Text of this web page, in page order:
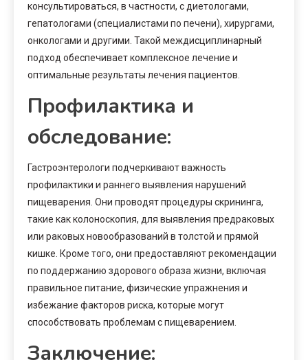
консультироваться, в частности, с диетологами,
гепатологами (специалистами по печени), хирургами,
онкологами и другими. Такой междисциплинарный
подход обеспечивает комплексное лечение и
оптимальные результаты лечения пациентов.
Профилактика и
обследование:
Гастроэнтерологи подчеркивают важность
профилактики и раннего выявления нарушений
пищеварения. Они проводят процедуры скрининга,
такие как колоноскопия, для выявления предраковых
или раковых новообразований в толстой и прямой
кишке. Кроме того, они предоставляют рекомендации
по поддержанию здорового образа жизни, включая
правильное питание, физические упражнения и
избежание факторов риска, которые могут
способствовать проблемам с пищеварением.
Заключение: